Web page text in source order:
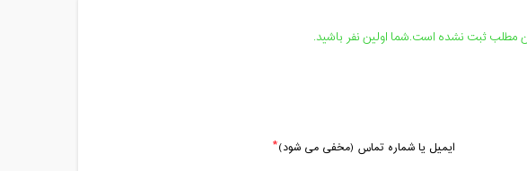
مطلب ثبت نشده است.شما اولین نفر باشید.
ایمیل یا شماره تماس (مخفی می شود)